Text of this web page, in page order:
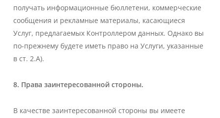
получать информационные бюллетени, коммерческие
сообщения и рекламные материалы, касающиеся
Услуг, предлагаемых Контроллером данных. Однако вы
по-прежнему будете иметь право на Услуги, указанные
в ст. 2.А).
8. Права заинтересованной стороны.
В качестве заинтересованной стороны вы имеете